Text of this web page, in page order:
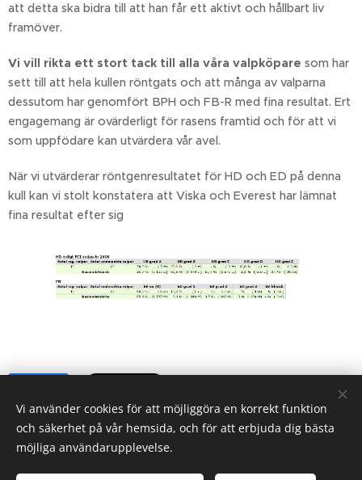
att detta ska bidra till att han får ett aktivt och hållbart liv
framöver.
Vi vill rikta ett stort tack till alla våra valpköpare som har
sett till att hela kullen röntgats och att många av valparna
dessutom har genomfört BPH och FB-R med fina resultat. Ert
engagemang är ovärderligt för rasens framtid och för att vi
som uppfödare kan utvärdera vår avel.
När vi utvärderar röntgenresultatet för HD och ED på denna
kull kan vi stolt konstatera att Viska och Everest har lämnat
fina resultat efter sig
Vi använder cookies för att möjliggöra en korrekt funktion
och säkerhet på vår hemsida, och för att erbjuda dig bästa
möjliga användarupplevelse.